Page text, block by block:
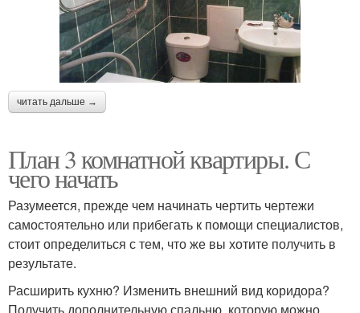
читать дальше →
План 3 комнатной квартиры. С
чего начать
Разумеется, прежде чем начинать чертить чертежи
самостоятельно или прибегать к помощи специалистов,
стоит определиться с тем, что же вы хотите получить в
результате.
Расширить кухню? Изменить внешний вид коридора?